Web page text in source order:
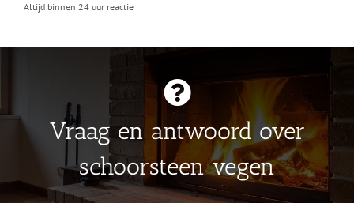
Altijd binnen 24 uur reactie
Vraag en antwoord over
schoorsteen vegen